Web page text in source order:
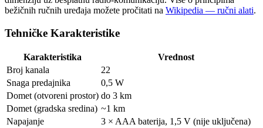
bežičnih ručnih uređaja možete pročitati na Wikipedia — ručni alati.
Tehničke Karakteristike
Karakteristika
Vrednost
Broj kanala
22
Snaga predajnika
0,5 W
Domet (otvoreni prostor) do 3 km
Domet (gradska sredina) ~1 km
Napajanje
3 × AAA baterija, 1,5 V (nije uključena)